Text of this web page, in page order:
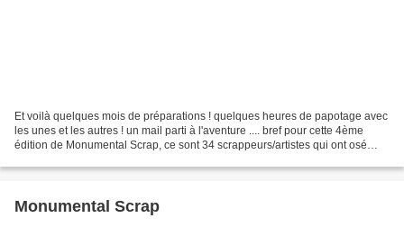
Et voilà quelques mois de préparations ! quelques heures de papotage avec
les unes et les autres ! un mail parti à l'aventure .... bref pour cette 4ème
édition de Monumental Scrap, ce sont 34 scrappeurs/artistes qui ont osé
Monumental Scrap